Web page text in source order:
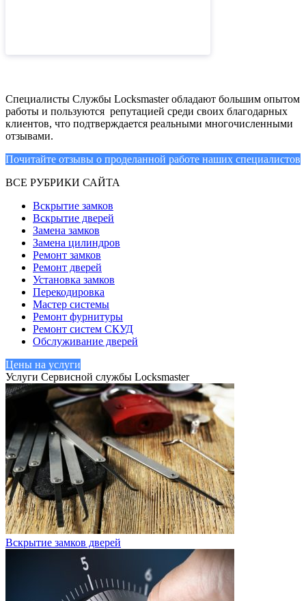
Специалисты Службы Locksmaster обладают большим опытом
работы и пользуются репутацией среди своих благодарных
клиентов, что подтверждается реальными многочисленными
отзывами.
Почитайте отзывы о проделанной работе наших специалистов
ВСЕ РУБРИКИ САЙТА
Вскрытие замков
Вскрытие дверей
Замена замков
Замена цилиндров
Ремонт замков
Ремонт дверей
Установка замков
Перекодировка
Мастер системы
Ремонт фурнитуры
Ремонт систем СКУД
Обслуживание дверей
Цены на услуги
Услуги Сервисной службы Locksmaster
Вскрытие замков дверей